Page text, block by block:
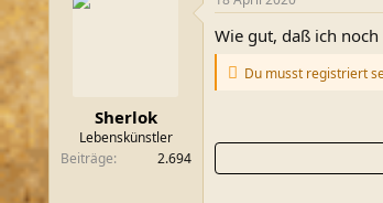
Sherlok
Lebenskünstler
Beiträge
2.694
Wie gut, daß ich
Du musst registriert